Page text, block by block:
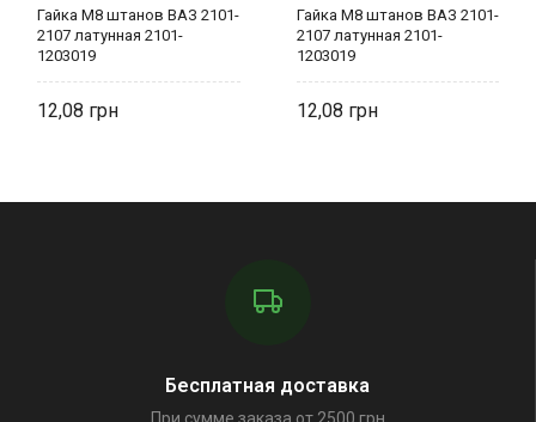
Гайка М8 штанов ВАЗ 2101-
2107 латунная 2101-
1203019
12,08
Гайка М8 штанов ВАЗ 2101-
2107 латунная 2101-
1203019
12,08
Бесплатная доставка